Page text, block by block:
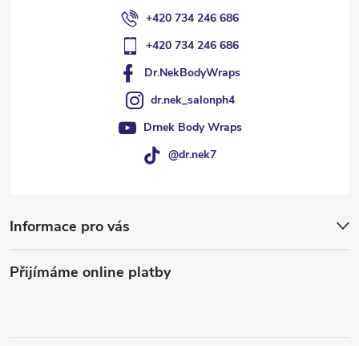
+420 734 246 686
+420 734 246 686
Dr.NekBodyWraps
dr.nek_salonph4
Drnek Body Wraps
@dr.nek7
Informace pro vás
Přijímáme online platby